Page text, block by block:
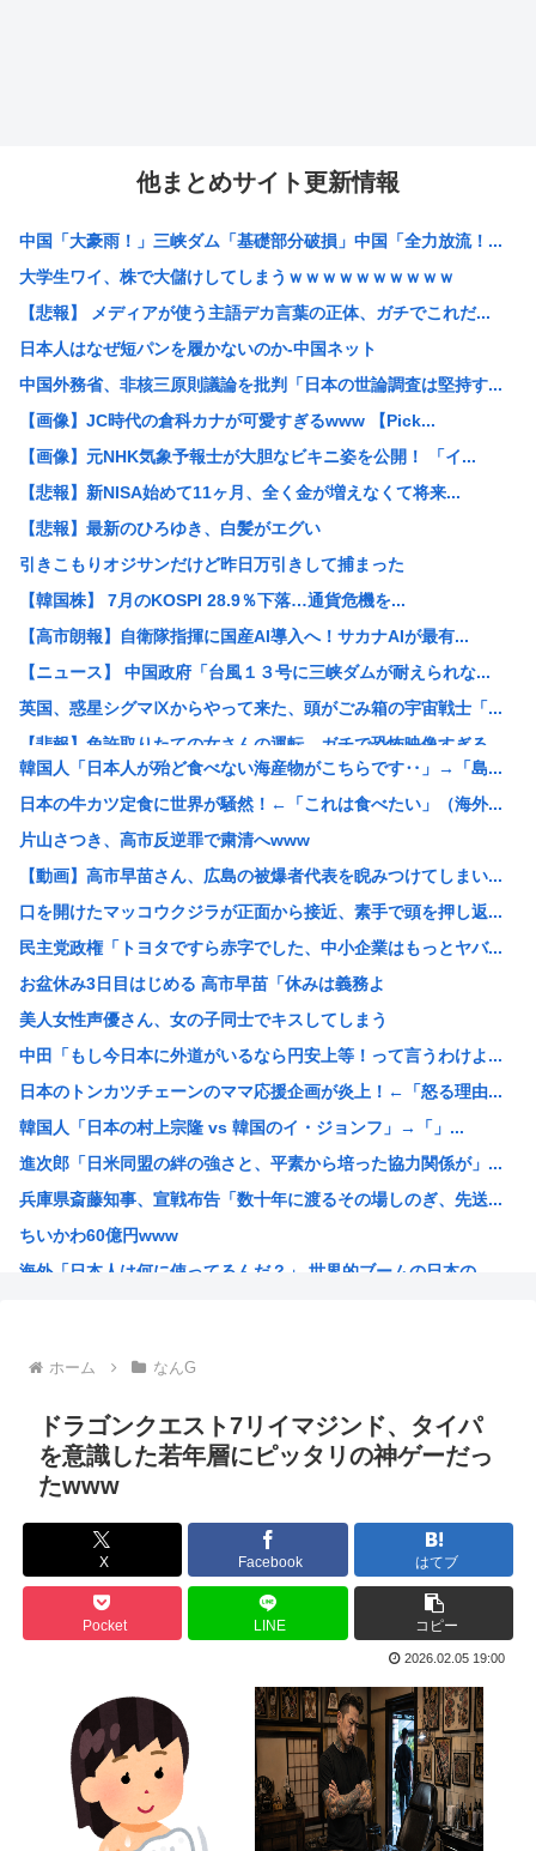
他まとめサイト更新情報
中国「大豪雨！」三峡ダム「基礎部分破損」中国「全力放流！...
大学生ワイ、株で大儲けしてしまうｗｗｗｗｗｗｗｗｗｗ
【悲報】 メディアが使う主語デカ言葉の正体、ガチでこれだ...
日本人はなぜ短パンを履かないのか-中国ネット
中国外務省、非核三原則議論を批判「日本の世論調査は堅持す...
【画像】JC時代の倉科カナが可愛すぎるwww 【Pick...
【画像】元NHK気象予報士が大胆なビキニ姿を公開！ 「イ...
【悲報】新NISA始めて11ヶ月、全く金が増えなくて将来...
【悲報】最新のひろゆき、白髪がエグい
引きこもりオジサンだけど昨日万引きして捕まった
【韓国株】 7月のKOSPI 28.9％下落…通貨危機を...
【高市朗報】自衛隊指揮に国産AI導入へ！サカナAIが最有...
【ニュース】 中国政府「台風１３号に三峡ダムが耐えられな...
英国、惑星シグマⅨからやって来た、頭がごみ箱の宇宙戦士「...
【悲報】免許取りたての女さんの運転、ガチで恐怖映像すぎる...
高市早苗、弱者切り捨て官僚を切り捨てるwww
【愕然】ワイ36歳独身、会社のチー牛顔女さん（23）に告...
高市おサナ、被爆者代表を睨み付けてしまいバチクソ炎上し始...
日本人はなぜ短パンを履かないのか－中国ネット [8/9]
【困惑】バスターソード、バスターライフル←バスターってな...
【悲報】本物のスパイ、政府批判はせずにむしろ政府の味方面...
【画像】PS6と新型PSPのリーク写真
妻「もうっ！お弁当箱は会社で洗ってきてよね！」俺「えぇ…...
【悲報】テーザー銃の威力、けっこうエグいwww
【悲報】山本太郎さん、政治に興味なかった
拷問官「野田、我孫子、印西、成田、木更津、東金のどれかに...
遺跡発掘物から飛鳥時代の革バッグポシェットを再現！
【画像】フジテレビで水着JKwww
「それを言ったら殺されても文句は言えねぇぞ」ってこと言っ...
韓国人「日本人が殆ど食べない海産物がこちらです‥」→「島...
日本の牛カツ定食に世界が騒然！←「これは食べたい」（海外...
片山さつき、高市反逆罪で粛清へwww
【動画】高市早苗さん、広島の被爆者代表を睨みつけてしまい...
口を開けたマッコウクジラが正面から接近、素手で頭を押し返...
民主党政権「トヨタですら赤字でした、中小企業はもっとヤバ...
お盆休み3日目はじめる 高市早苗「休みは義務よ
美人女性声優さん、女の子同士でキスしてしまう
中田「もし今日本に外道がいるなら円安上等！って言うわけよ...
日本のトンカツチェーンのママ応援企画が炎上！←「怒る理由...
韓国人「日本の村上宗隆 vs 韓国のイ・ジョンフ」→「」...
進次郎「日米同盟の絆の強さと、平素から培った協力関係が」...
兵庫県斎藤知事、宣戦布告「数十年に渡るその場しのぎ、先送...
ちいかわ60億円www
海外「日本人は何に使ってるんだ？」 世界的ブームの日本の...
ジュミドロって漫画知ってるやつおるか？
ひぐらし業卒、20年前に出たドラマCDの焼きまわしだった...
海外「羨ましい！」日本ならではの夏の風物詩に海外がびっく...
海外「日本の積載技術は凄いな！」熊本地震の激しい揺れでも...
韓国人「韓国人が日本へ行って羨ましいと感じることがこちら...
口を開けたマッコウクジラが正面から接近、素手で頭を押し返...
亜月ねね「みいちゃんは特定の属性の方を揶揄する目的の漫画...
にじさんじ甲子園のノーヒットノーラン達成を切り抜いたVt...
海外「日本人は何に使ってるんだ？」 世界的ブームの日本の...
高市早苗の経歴を説明するたった一つの冴えたやり方、ついに...
最新話のモンキー・D・ルフィさん、あまりにも情けなさ過ぎ...
長野県知事選挙、現職の阿部守一 5回目の当選
冨樫のベンジャミン✖︎ベンジャミン417話更新www
ホーム なんG
ドラゴンクエスト7リイマジンド、タイパ
を意識した若年層にピッタリの神ゲーだっ
たwww
X Facebook はてブ
Pocket LINE コピー
2026.02.05 19:00